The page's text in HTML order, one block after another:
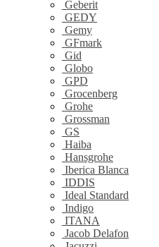
Geberit
GEDY
Gemy
GFmark
Gid
Globo
GPD
Grocenberg
Grohe
Grossman
GS
Haiba
Hansgrohe
Iberica Blanca
IDDIS
Ideal Standard
Indigo
ITANA
Jacob Delafon